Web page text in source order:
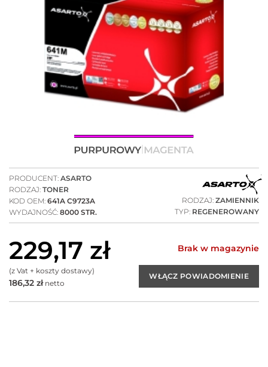
PRODUCENT: ASARTO
RODZAJ: TONER
KOD OEM: 641A C9723A
WYDAJNOŚĆ: 8000 STR.
RODZAJ: ZAMIENNIK
TYP: REGENEROWANY
229,17 zł
(z Vat + koszty dostawy)
186,32 złnetto
Brak w magazynie